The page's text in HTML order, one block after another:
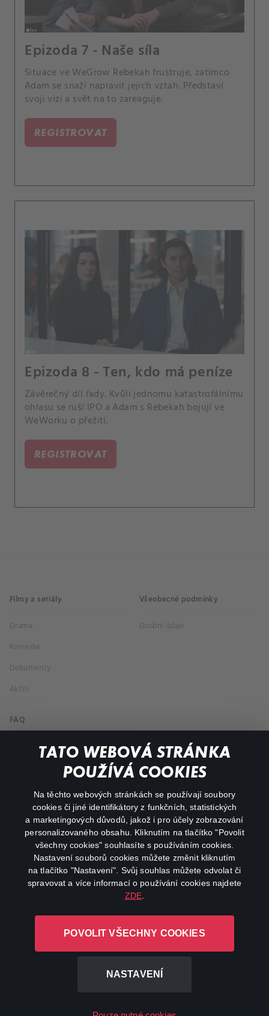
TATO WEBOVÁ STRÁNKA
POUŽÍVÁ COOKIES
Na těchto webových stránkách se používají soubory
cookies či jiné identifikátory z funkčních, statistických
a marketingových důvodů, jakož i pro účely zobrazování
personalizovaného obsahu. Kliknutím na tlačítko "Povolit
všechny cookies" souhlasíte s používáním cookies.
Nastavení souborů cookies můžete změnit kliknutím
na tlačítko "Nastavení". Svůj souhlas můžete odvolat či
spravovat a více informací o používání cookies najdete
ZDE
POVOLIT VŠECHNY COOKIES
NASTAVENÍ
Epizoda 7 - Naše síla
Situace ve WeGrow Rebekah frustruje, zatímco
Adam se snaží napravit jejich vztah. Představí
svoji vizi a svět na to zareaguje.
REGISTROVAT
Epizoda 8 - Ten, kdo má peníze
Závěrečný díl řady. Kvůli jednomu katastrofálnímu
ohlasu se ruší IPO a Adam s Rebekah bojují ve
WeWorku o přežití.
REGISTROVAT
Filmy a seriály
Drama
Komedie
Dokumenty
Akční
Všeobecné podmínky
Osobní údaje
FAQ
Můj účet
Důležité odkazy
facebookinstagram
youtube
L-1246 Luxembourg R.C.S.